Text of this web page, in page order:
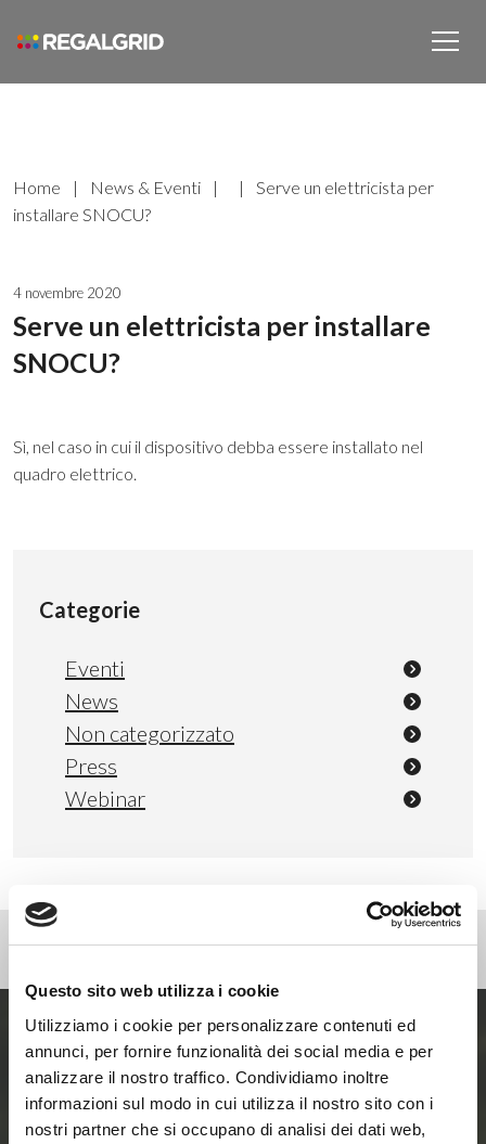
Questo sito web utilizza i cookie
Utilizziamo i cookie per personalizzare contenuti ed
annunci, per fornire funzionalità dei social media e per
analizzare il nostro traffico. Condividiamo inoltre
informazioni sul modo in cui utilizza il nostro sito con i
nostri partner che si occupano di analisi dei dati web,
Home | News & Eventi | |
Serve un elettricista per
installare SNOCU?
4 novembre 2020
Serve un elettricista per installare
SNOCU?
Sì, nel caso in cui il dispositivo debba essere installato nel
quadro elettrico.
Categorie
Eventi
News
Non categorizzato
Press
Webinar
Entra ora nel mondo
delle Smart Home e